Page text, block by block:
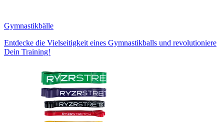
Gymnastikbälle
Entdecke die Vielseitigkeit eines Gymnastikballs und revolutioniere
Dein Training!